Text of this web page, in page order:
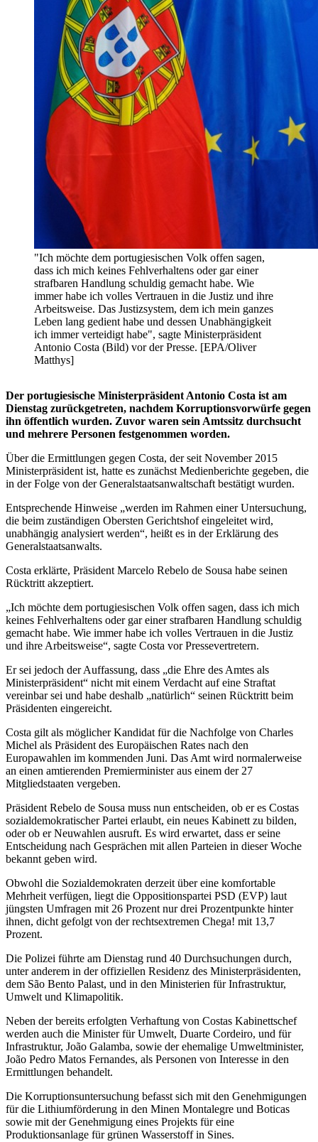
"Ich möchte dem portugiesischen Volk offen sagen,
dass ich mich keines Fehlverhaltens oder gar einer
strafbaren Handlung schuldig gemacht habe. Wie
immer habe ich volles Vertrauen in die Justiz und ihre
Arbeitsweise. Das Justizsystem, dem ich mein ganzes
Leben lang gedient habe und dessen Unabhängigkeit
ich immer verteidigt habe", sagte Ministerpräsident
Antonio Costa (Bild) vor der Presse. [EPA/Oliver
Matthys]
Der portugiesische Ministerpräsident Antonio Costa ist am
Dienstag zurückgetreten, nachdem Korruptionsvorwürfe gegen
ihn öffentlich wurden. Zuvor waren sein Amtssitz durchsucht
und mehrere Personen festgenommen worden.
Über die Ermittlungen gegen Costa, der seit November 2015
Ministerpräsident ist, hatte es zunächst Medienberichte gegeben, die
in der Folge von der Generalstaatsanwaltschaft bestätigt wurden.
Entsprechende Hinweise „werden im Rahmen einer Untersuchung,
die beim zuständigen Obersten Gerichtshof eingeleitet wird,
unabhängig analysiert werden“, heißt es in der Erklärung des
Generalstaatsanwalts.
Costa erklärte, Präsident Marcelo Rebelo de Sousa habe seinen
Rücktritt akzeptiert.
„Ich möchte dem portugiesischen Volk offen sagen, dass ich mich
keines Fehlverhaltens oder gar einer strafbaren Handlung schuldig
gemacht habe. Wie immer habe ich volles Vertrauen in die Justiz
und ihre Arbeitsweise“, sagte Costa vor Pressevertretern.
Er sei jedoch der Auffassung, dass „die Ehre des Amtes als
Ministerpräsident“ nicht mit einem Verdacht auf eine Straftat
vereinbar sei und habe deshalb „natürlich“ seinen Rücktritt beim
Präsidenten eingereicht.
Costa gilt als möglicher Kandidat für die Nachfolge von Charles
Michel als Präsident des Europäischen Rates nach den
Europawahlen im kommenden Juni. Das Amt wird normalerweise
an einen amtierenden Premierminister aus einem der 27
Mitgliedstaaten vergeben.
Präsident Rebelo de Sousa muss nun entscheiden, ob er es Costas
sozialdemokratischer Partei erlaubt, ein neues Kabinett zu bilden,
oder ob er Neuwahlen ausruft. Es wird erwartet, dass er seine
Entscheidung nach Gesprächen mit allen Parteien in dieser Woche
bekannt geben wird.
Obwohl die Sozialdemokraten derzeit über eine komfortable
Mehrheit verfügen, liegt die Oppositionspartei PSD (EVP) laut
jüngsten Umfragen mit 26 Prozent nur drei Prozentpunkte hinter
ihnen, dicht gefolgt von der rechtsextremen Chega! mit 13,7
Prozent.
Die Polizei führte am Dienstag rund 40 Durchsuchungen durch,
unter anderem in der offiziellen Residenz des Ministerpräsidenten,
dem São Bento Palast, und in den Ministerien für Infrastruktur,
Umwelt und Klimapolitik.
Neben der bereits erfolgten Verhaftung von Costas Kabinettschef
werden auch die Minister für Umwelt, Duarte Cordeiro, und für
Infrastruktur, João Galamba, sowie der ehemalige Umweltminister,
João Pedro Matos Fernandes, als Personen von Interesse in den
Ermittlungen behandelt.
Die Korruptionsuntersuchung befasst sich mit den Genehmigungen
für die Lithiumförderung in den Minen Montalegre und Boticas
sowie mit der Genehmigung eines Projekts für eine
Produktionsanlage für grünen Wasserstoff in Sines.